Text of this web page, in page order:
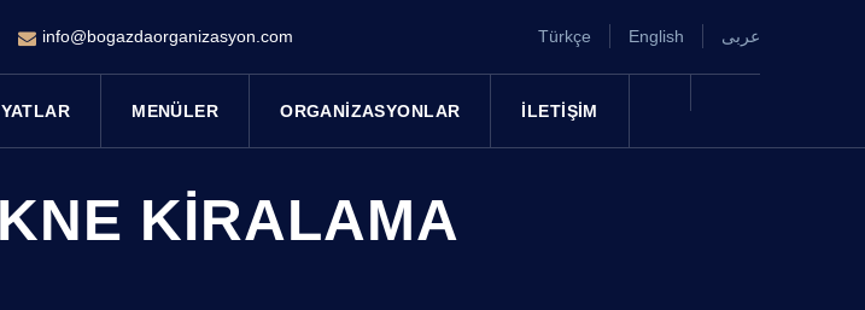
info@bogazdaorganizasyon.com Türkçe English عربى
MENÜLER ORGANIZASYONLAR İLETIŞIM
KIRALAMA